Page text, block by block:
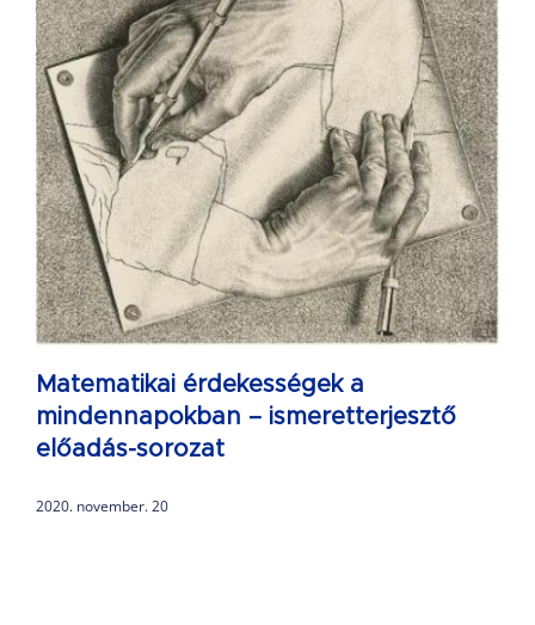
Matematikai érdekességek a
mindennapokban – ismeretterjesztő
előadás-sorozat
2020. november. 20